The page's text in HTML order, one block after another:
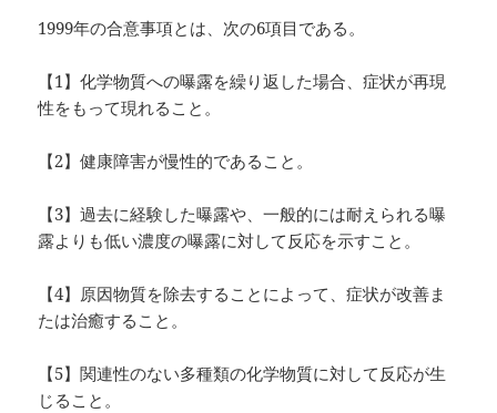
1999年の合意事項とは、次の6項目である。
【1】化学物質への曝露を繰り返した場合、症状が再現
性をもって現れること。
【2】健康障害が慢性的であること。
【3】過去に経験した曝露や、一般的には耐えられる曝
露よりも低い濃度の曝露に対して反応を示すこと。
【4】原因物質を除去することによって、症状が改善ま
たは治癒すること。
【5】関連性のない多種類の化学物質に対して反応が生
じること。